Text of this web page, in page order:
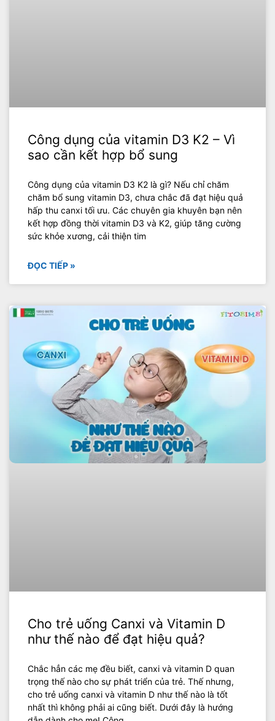
Công dụng của vitamin D3 K2 – Vì
sao cần kết hợp bổ sung
Công dụng của vitamin D3 K2 là gì? Nếu chỉ chăm
chăm bổ sung vitamin D3, chưa chắc đã đạt hiệu quả
hấp thu canxi tối ưu. Các chuyên gia khuyên bạn nên
kết hợp đồng thời vitamin D3 và K2, giúp tăng cường
sức khỏe xương, cải thiện tim
ĐỌC TIẾP »
Cho trẻ uống Canxi và Vitamin D
như thế nào để đạt hiệu quả?
Chắc hẳn các mẹ đều biết, canxi và vitamin D quan
trọng thế nào cho sự phát triển của trẻ. Thế nhưng,
cho trẻ uống canxi và vitamin D như thế nào là tốt
nhất thì không phải ai cũng biết. Dưới đây là hướng